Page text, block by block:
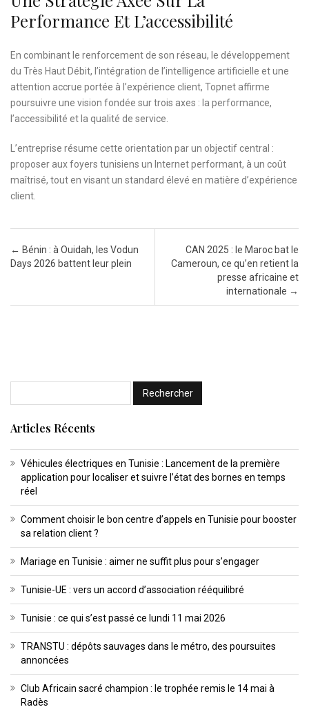
Performance Et L’accessibilité
En combinant le renforcement de son réseau, le développement
du Très Haut Débit, l’intégration de l’intelligence artificielle et une
attention accrue portée à l’expérience client, Topnet affirme
poursuivre une vision fondée sur trois axes : la performance,
l’accessibilité et la qualité de service.
L’entreprise résume cette orientation par un objectif central :
proposer aux foyers tunisiens un Internet performant, à un coût
maîtrisé, tout en visant un standard élevé en matière d’expérience
client.
Post navigation
← Bénin : à Ouidah, les Vodun
Days 2026 battent leur plein
CAN 2025 : le Maroc bat le
Cameroun, ce qu’en retient la
presse africaine et
internationale →
Articles Récents
Véhicules électriques en Tunisie : Lancement de la première
application pour localiser et suivre l’état des bornes en temps
réel
Comment choisir le bon centre d’appels en Tunisie pour booster
sa relation client ?
Mariage en Tunisie : aimer ne suffit plus pour s’engager
Tunisie-UE : vers un accord d’association rééquilibré
Tunisie : ce qui s’est passé ce lundi 11 mai 2026
TRANSTU : dépôts sauvages dans le métro, des poursuites
annoncées
Club Africain sacré champion : le trophée remis le 14 mai à
Radès